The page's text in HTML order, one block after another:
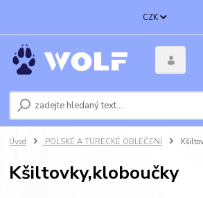
CZK
Úvod POLSKÉ A TURECKÉ OBLEČENÍ
Kšiltovky,kloboučky